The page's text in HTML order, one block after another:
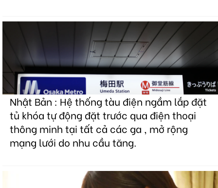
Nhật Bản : Hệ thống tàu điện ngầm lắp đặt
tủ khóa tự động đặt trước qua điện thoại
thông minh tại tất cả các ga , mở rộng
mạng lưới do nhu cầu tăng.